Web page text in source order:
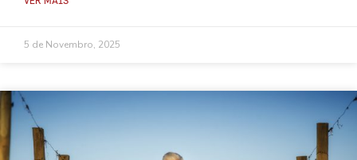
5 de Novembro, 2025